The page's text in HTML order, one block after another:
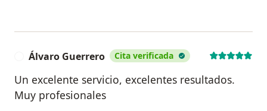
Álvaro Guerrero Cita verificada
Un excelente servicio, excelentes resultados.
Muy profesionales